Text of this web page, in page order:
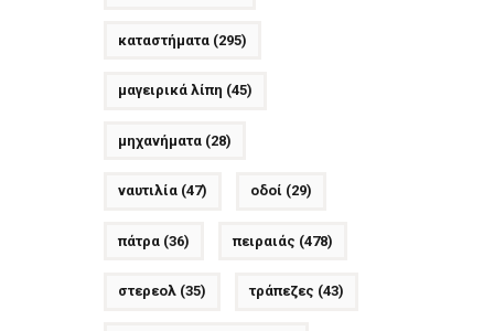
καταστήματα(295)
μαγειρικά λίπη (45)
μηχανήματα(28)
ναυτιλία(47) οδοί (29)
πάτρα(36) πειραιάς (478)
στερεολ(35) τράπεζες (43)